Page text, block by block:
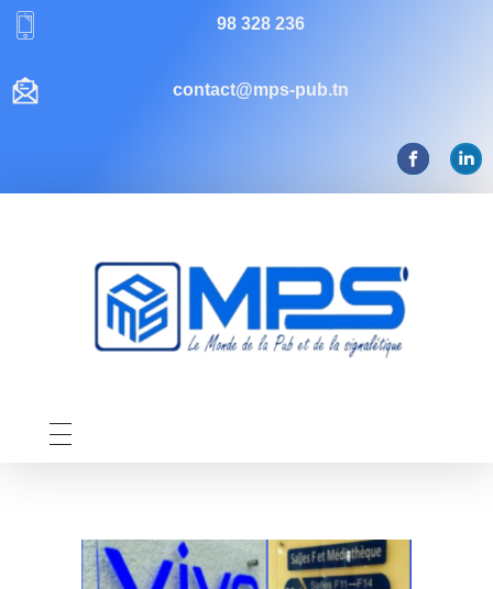
98 328 236
contact@mps-pub.tn